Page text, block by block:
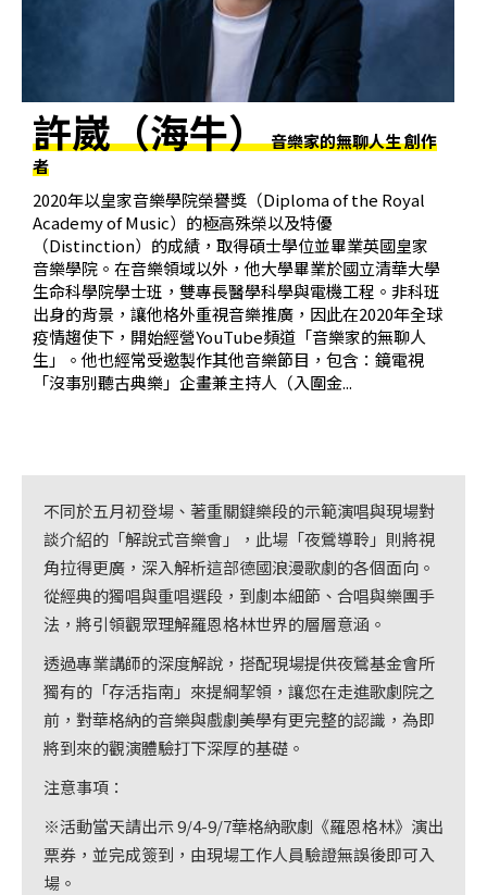
關
於
夜
鶯
基
金
會
聯
絡
登
入/
加
入
會
員
回
首
頁
許崴（海牛）音樂家的無聊人生 創作
者
2020年以皇家音樂學院榮譽獎（Diploma of the Royal
Academy of Music）的極高殊榮以及特優
（Distinction）的成績，取得碩士學位並畢業英國皇家
音樂學院。在音樂領域以外，他大學畢業於國立清華大學
生命科學院學士班，雙專長醫學科學與電機工程。非科班
出身的背景，讓他格外重視音樂推廣，因此在2020年全球
疫情趨使下，開始經營YouTube頻道「音樂家的無聊人
生」。他也經常受邀製作其他音樂節目，包含：鏡電視
「沒事別聽古典樂」企畫兼主持人（入圍金...
不同於五月初登場、著重關鍵樂段的示範演唱與現場對
談介紹的「解說式音樂會」，此場「夜鶯導聆」則將視
角拉得更廣，深入解析這部德國浪漫歌劇的各個面向。
從經典的獨唱與重唱選段，到劇本細節、合唱與樂團手
法，將引領觀眾理解羅恩格林世界的層層意涵。
透過專業講師的深度解說，搭配現場提供夜鶯基金會所
獨有的「存活指南」來提綱挈領，讓您在走進歌劇院之
前，對華格納的音樂與戲劇美學有更完整的認識，為即
將到來的觀演體驗打下深厚的基礎。
注意事項：
※活動當天請出示 9/4-9/7華格納歌劇《羅恩格林》演出
票券，並完成簽到，由現場工作人員驗證無誤後即可入
場。